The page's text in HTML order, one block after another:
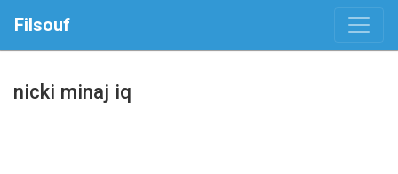
Filsouf
nicki minaj iq